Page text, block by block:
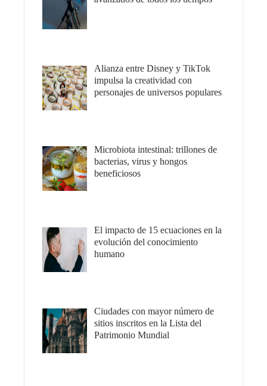
Alianza entre Disney y TikTok
impulsa la creatividad con
personajes de universos populares
Microbiota intestinal: trillones de
bacterias, virus y hongos
beneficiosos
El impacto de 15 ecuaciones en la
evolución del conocimiento
humano
Ciudades con mayor número de
sitios inscritos en la Lista del
Patrimonio Mundial